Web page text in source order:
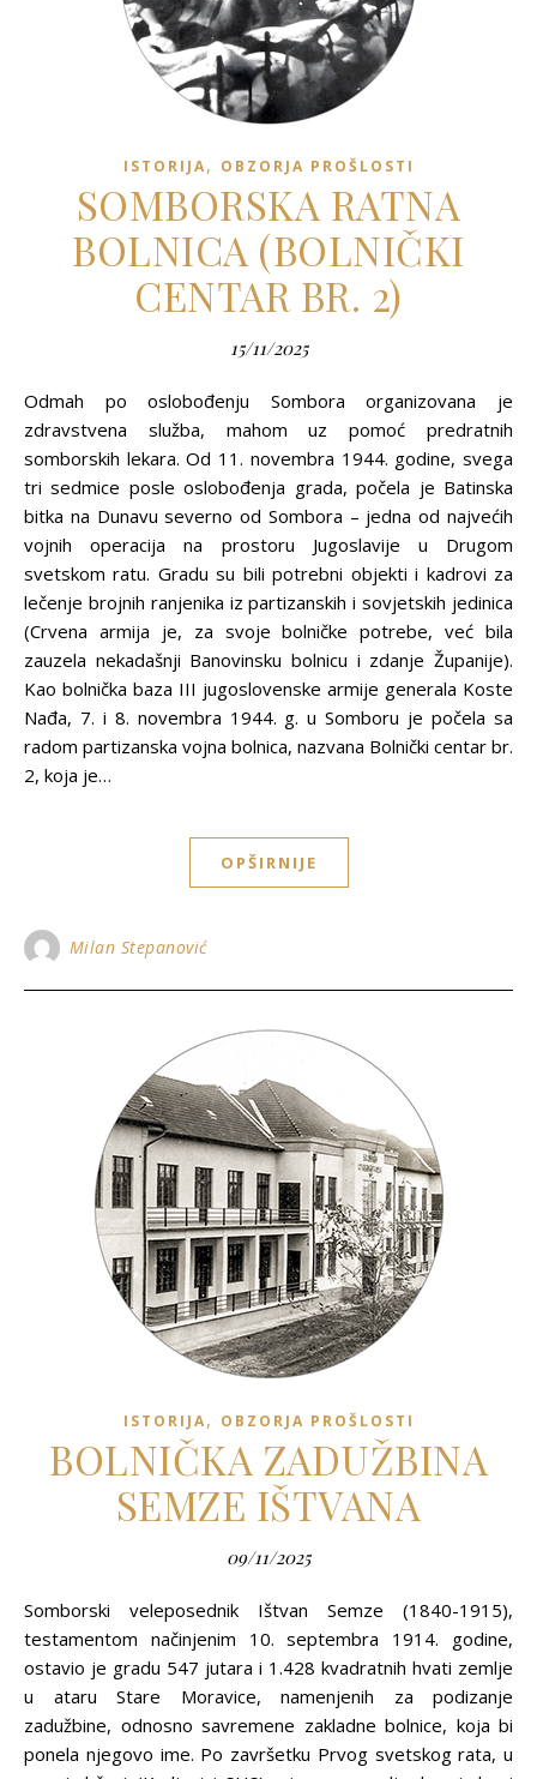
ISTORIJA, OBZORJA PROŠLOSTI
SOMBORSKA RATNA
BOLNICA (BOLNIČKI
CENTAR BR. 2)
15/11/2025
Odmah po oslobođenju Sombora organizovana je
zdravstvena služba, mahom uz pomoć predratnih
somborskih lekara. Od 11. novembra 1944. godine, svega
tri sedmice posle oslobođenja grada, počela je Batinska
bitka na Dunavu severno od Sombora – jedna od najvećih
vojnih operacija na prostoru Jugoslavije u Drugom
svetskom ratu. Gradu su bili potrebni objekti i kadrovi za
lečenje brojnih ranjenika iz partizanskih i sovjetskih jedinica
(Crvena armija je, za svoje bolničke potrebe, već bila
zauzela nekadašnji Banovinsku bolnicu i zdanje Županije).
Kao bolnička baza III jugoslovenske armije generala Koste
Nađa, 7. i 8. novembra 1944. g. u Somboru je počela sa
radom partizanska vojna bolnica, nazvana Bolnički centar br.
2, koja je…
OPŠIRNIJE
Milan Stepanović
ISTORIJA, OBZORJA PROŠLOSTI
BOLNIČKA ZADUŽBINA
SEMZE IŠTVANA
09/11/2025
Somborski veleposednik Ištvan Semze (1840-1915),
testamentom načinjenim 10. septembra 1914. godine,
ostavio je gradu 547 jutara i 1.428 kvadratnih hvati zemlje
u ataru Stare Moravice, namenjenih za podizanje
zadužbine, odnosno savremene zakladne bolnice, koja bi
ponela njegovo ime. Po završetku Prvog svetskog rata, u